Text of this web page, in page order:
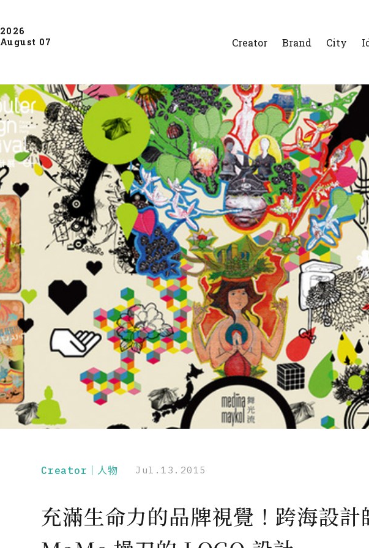
2026
August 07
Creator Brand City
Creator｜人物 Jul.13.2015
充滿生命力的品牌視覺！跨海設計